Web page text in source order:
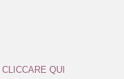
CLICCARE QUI